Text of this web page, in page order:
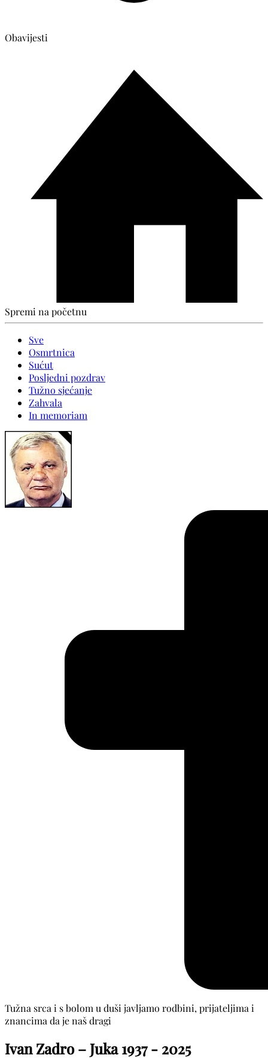
Obavijesti
Spremi na početnu
Sve
Osmrtnica
Sućut
Posljedni pozdrav
Tužno sjećanje
Zahvala
In memoriam
Tužna srca i s bolom u duši javljamo rodbini, prijateljima i
znancima da je naš dragi
Ivan Zadro – Juka1937 - 2025